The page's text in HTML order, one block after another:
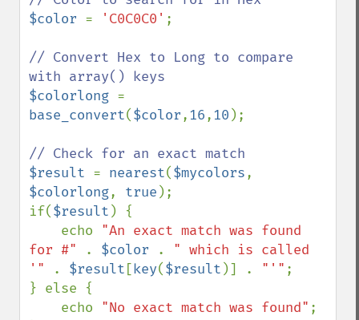
$color = 'C0C0C0' ;
// Convert Hex to Long to compare
$colorlong
base_convert($color,16,10 );
$result = nearest($mycolors
$colorlong, true );
if($result ) {
    echo
"An exact match was found
for #"
. $color . " which is called
'"
. $result [key($result )] . "'" ;
} else {
    echo
"No exact match was found" ;